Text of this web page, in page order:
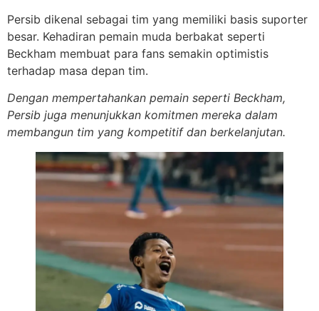
Persib dikenal sebagai tim yang memiliki basis suporter
besar. Kehadiran pemain muda berbakat seperti
Beckham membuat para fans semakin optimistis
terhadap masa depan tim.
Dengan mempertahankan pemain seperti Beckham,
Persib juga menunjukkan komitmen mereka dalam
membangun tim yang kompetitif dan berkelanjutan.